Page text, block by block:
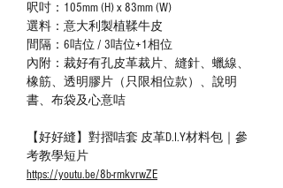
呎吋：105mm (H) x 83mm (W)
選料：意大利製植鞣牛皮
間隔：6咭位 / 3咭位+1相位
內附：裁好有孔皮革裁片、縫針、蠟線、
橡筋、透明膠片（只限相位款）、說明
書、布袋及心意咭
【好好縫】對摺咭套 皮革D.I.Y材料包｜參
考教學短片
https://youtu.be/8b-rmkvrwZE